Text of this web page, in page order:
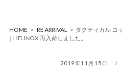
HOME > RE ARRIVAL > タクティカル コ
｜HELINOX 再入荷しました。
2019年11月15日